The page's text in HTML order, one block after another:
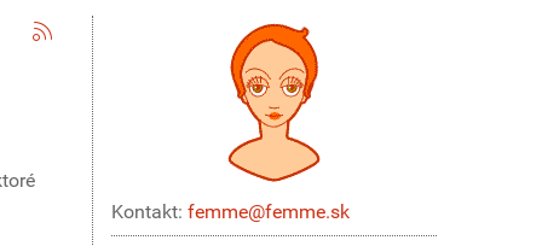
Kontakt: femme@femme.sk